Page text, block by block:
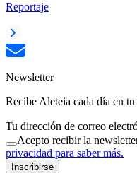
Reportaje
Newsletter
Recibe Aleteia cada día en
Tu dirección de correo
Acepto recibir la
privacidad para saber más.
Inscribirse